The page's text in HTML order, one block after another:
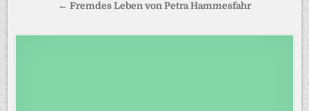
← Fremdes Leben von Petra Hammesfahr